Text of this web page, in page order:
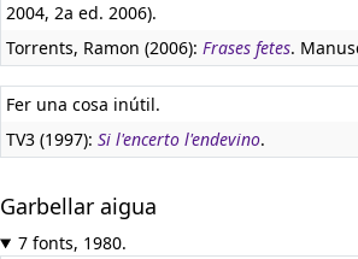
2004, 2a ed. 2006).
Torrents, Ramon (2006): Frases fetes.
Fer una cosa inútil.
TV3 (1997): Si l'encerto l'endevino.
Garbellar aigua
7 fonts, 1980.